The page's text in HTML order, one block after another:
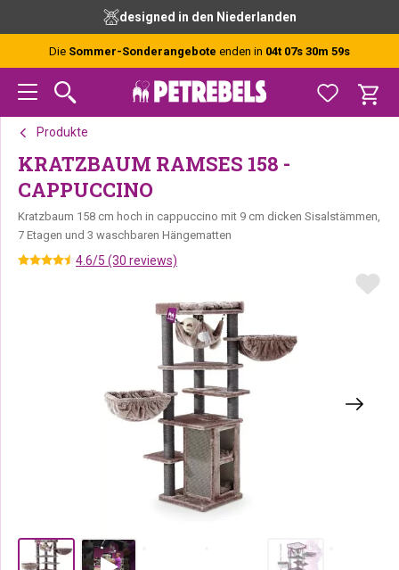
content
designed in den Niederlanden
Die Sommer-Sonderangebote enden in 04t 07s 30m 58s
Produkte
KRATZBAUM RAMSES 158 -
CAPPUCCINO
Kratzbaum 158 cm hoch in cappuccino mit 9 cm dicken Sisalstämmen,
7 Etagen und 3 waschbaren Hängematten
4.6/5 (30 reviews)